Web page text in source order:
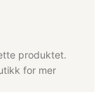
produktet.
for mer